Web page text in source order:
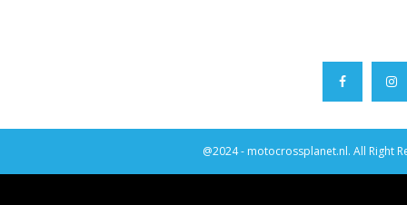
@2024 - motocrossplanet.nl. All Right